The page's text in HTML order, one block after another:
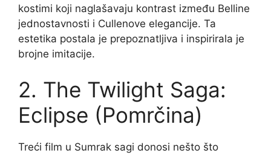
kostimi koji naglašavaju kontrast između Belline
jednostavnosti i Cullenove elegancije. Ta
estetika postala je prepoznatljiva i inspirirala je
brojne imitacije.
2. The Twilight Saga:
Eclipse (Pomrčina)
Treći film u Sumrak sagi donosi nešto što